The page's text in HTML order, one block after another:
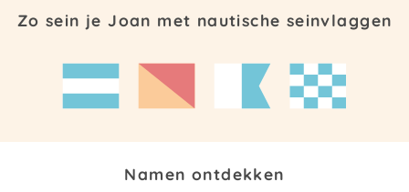
Zo sein je Joan met nautische seinvlaggen
Namen ontdekken